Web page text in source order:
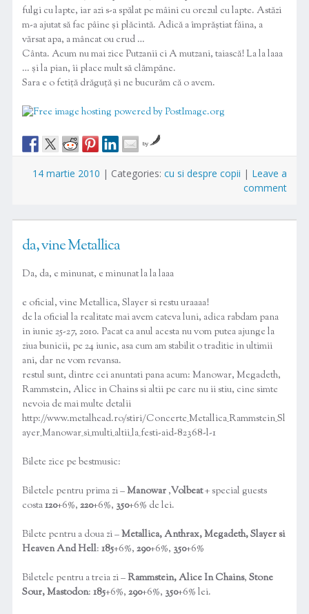
fulgi cu lapte, iar azi s-a spălat pe mâini cu orezul cu lapte. Astăzi
m-a ajutat să fac pâine și plăcintă. Adică a împrăștiat făina, a
vărsat apa, a mâncat ou crud …
Cânta. Acum nu mai zice Putzanii ci A mutzani, taiască! La la laaa
… și la pian, îi place mult să clămpăne.
Sara e o fetiță drăguță și ne bucurăm că o avem.
by
14 martie 2010 | Categories:cu si despre copii | Leave a
comment
da, vine Metallica
Da, da, e minunat, e minunat la la laaa
e oficial, vine Metallica, Slayer si restu uraaaa!
de la oficial la realitate mai avem cateva luni, adica rabdam pana
in iunie 25-27, 2010. Pacat ca anul acesta nu vom putea ajunge la
ziua bunicii, pe 24 iunie, asa cum am stabilit o traditie in ultimii
ani, dar ne vom revansa.
restul sunt, dintre cei anuntati pana acum: Manowar, Megadeth,
Rammstein, Alice in Chains si altii pe care nu ii stiu, cine simte
nevoia de mai multe detalii
http://www.metalhead.ro/stiri/Concerte_Metallica_Rammstein_Sl
ayer_Manowar_si_multi_altii_la_festi-aid-82368-l-1
Bilete zice pe bestmusic:
Biletele pentru prima zi –Manowar,Volbeat+ special guests
costa120+6%, 220+6%, 350+6% de lei.
Bilete pentru a doua zi –Metallica, Anthrax, Megadeth, Slayer si
Heaven And Hell: 185+6%, 290+6%, 350+6%
Biletele pentru a treia zi –Rammstein, Alice In Chains, Stone
Sour, Mastodon: 185+6%, 290+6%, 350+6% lei.